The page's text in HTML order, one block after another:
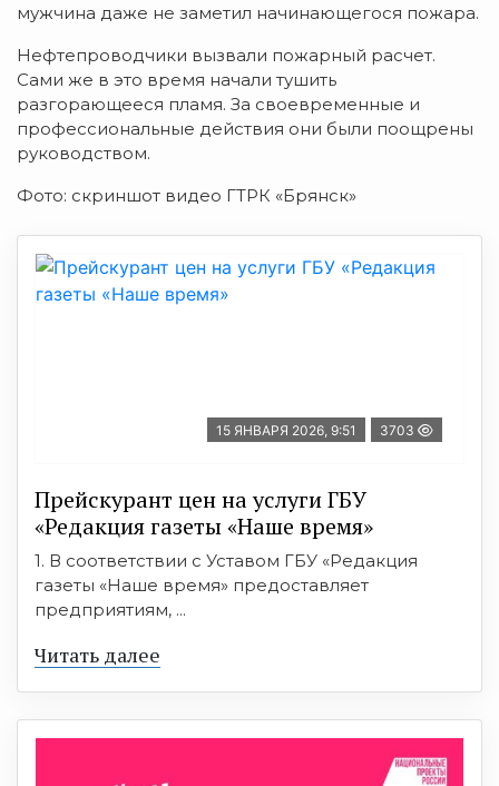
мужчина даже не заметил начинающегося пожара.
Нефтепроводчики вызвали пожарный расчет.
Сами же в это время начали тушить
разгорающееся пламя. За своевременные и
профессиональные действия они были поощрены
руководством.
Фото: скриншот видео ГТРК «Брянск»
15 ЯНВАРЯ 2026, 9:51 3703
Прейскурант цен на услуги ГБУ
«Редакция газеты «Наше время»
1. В соответствии с Уставом ГБУ «Редакция
газеты «Наше время» предоставляет
предприятиям, ...
Читать далее